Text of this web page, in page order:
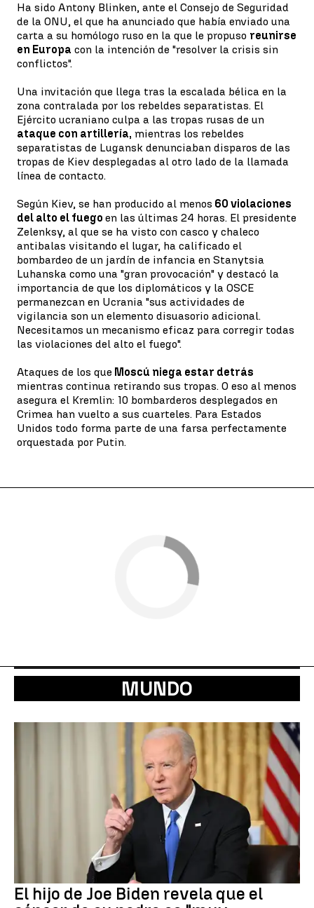
Ha sido Antony Blinken, ante el Consejo de Seguridad
de la ONU, el que ha anunciado que había enviado una
carta a su homólogo ruso en la que le propuso reunirse
en Europa con la intención de "resolver la crisis sin
conflictos".
Una invitación que llega tras la escalada bélica en la
zona contralada por los rebeldes separatistas. El
Ejército ucraniano culpa a las tropas rusas de un
ataque con artillería, mientras los rebeldes
separatistas de Lugansk denunciaban disparos de las
tropas de Kiev desplegadas al otro lado de la llamada
línea de contacto.
Según Kiev, se han producido al menos 60 violaciones
del alto el fuego en las últimas 24 horas. El presidente
Zelenksy, al que se ha visto con casco y chaleco
antibalas visitando el lugar, ha calificado el
bombardeo de un jardín de infancia en Stanytsia
Luhanska como una "gran provocación" y destacó la
importancia de que los diplomáticos y la OSCE
permanezcan en Ucrania "sus actividades de
vigilancia son un elemento disuasorio adicional.
Necesitamos un mecanismo eficaz para corregir todas
las violaciones del alto el fuego".
Ataques de los que Moscú niega estar detrás
mientras continua retirando sus tropas. O eso al menos
asegura el Kremlin: 10 bombarderos desplegados en
Crimea han vuelto a sus cuarteles. Para Estados
Unidos todo forma parte de una farsa perfectamente
orquestada por Putin.
MUNDO
El hijo de Joe Biden revela que el